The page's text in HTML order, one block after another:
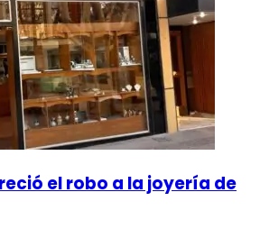
el robo a la joyería de